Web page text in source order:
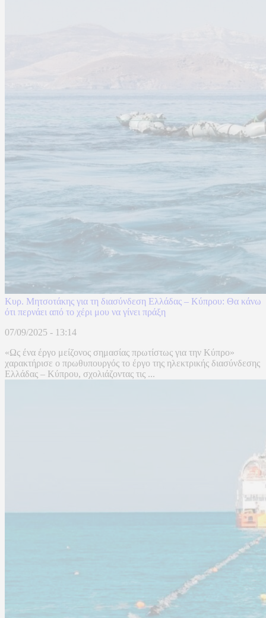
Κυρ. Μητσοτάκης για τη διασύνδεση Ελλάδας – Κύπρου: Θα κάνω
ότι περνάει από το χέρι μου να γίνει πράξη
07/09/2025 - 13:14
«Ως ένα έργο μείζονος σημασίας πρωτίστως για την Κύπρο»
χαρακτήρισε ο πρωθυπουργός το έργο της ηλεκτρικής διασύνδεσης
Ελλάδας – Κύπρου, σχολιάζοντας τις ...